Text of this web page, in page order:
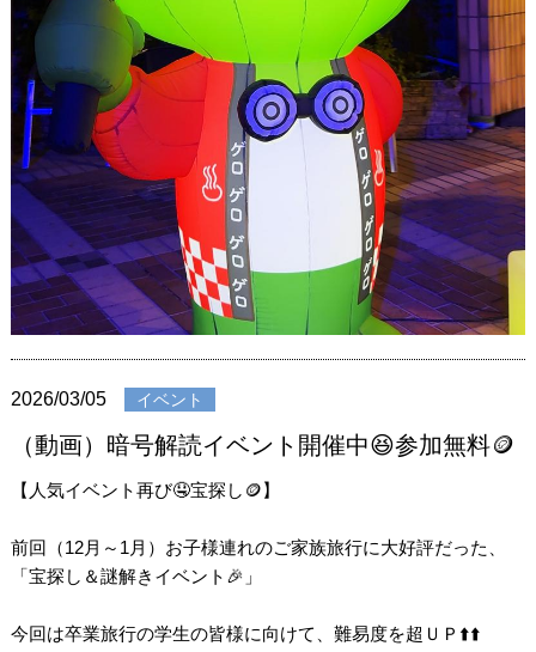
2026/03/05 イベント
（動画）暗号解読イベント開催中😆参加無料🪙
【人気イベント再び🤤宝探し🪙】
前回（12月～1月）お子様連れのご家族旅行に大好評だった、
「宝探し＆謎解きイベント🎉」
今回は卒業旅行の学生の皆様に向けて、難易度を超ＵＰ⬆️⬆️